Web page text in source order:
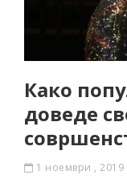
Како
доведе
1 ноември , 2019